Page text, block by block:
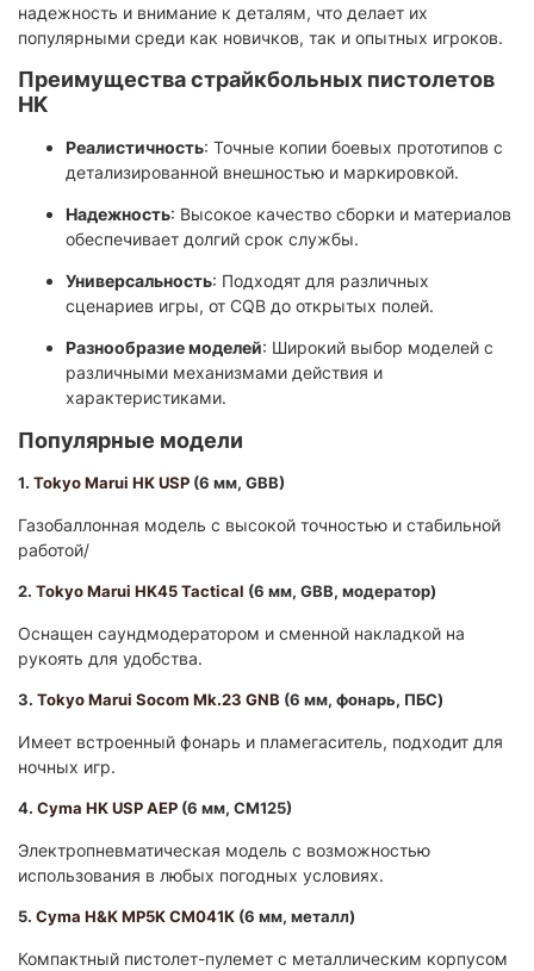
надежность и внимание к деталям, что делает их
популярными среди как новичков, так и опытных игроков.​
Преимущества страйкбольных пистолетов
HK
Реалистичность: Точные копии боевых прототипов с
детализированной внешностью и маркировкой.​
Надежность: Высокое качество сборки и материалов
обеспечивает долгий срок службы.​
Универсальность: Подходят для различных
сценариев игры, от CQB до открытых полей.​
Разнообразие моделей: Широкий выбор моделей с
различными механизмами действия и
характеристиками.​
Популярные модели
1. Tokyo Marui HK USP (6 мм, GBB)
Газобаллонная модель с высокой точностью и стабильной
работой/
2. Tokyo Marui HK45 Tactical (6 мм, GBB, модератор)
Оснащен саундмодератором и сменной накладкой на
рукоять для удобства.
3. Tokyo Marui Socom Mk.23 GNB (6 мм, фонарь, ПБС)
Имеет встроенный фонарь и пламегаситель, подходит для
ночных игр. ​
4. Cyma HK USP AEP (6 мм, CM125)
Электропневматическая модель с возможностью
использования в любых погодных условиях.
5. Cyma H&K MP5K CM041K (6 мм, металл)
Компактный пистолет-пулемет с металлическим корпусом